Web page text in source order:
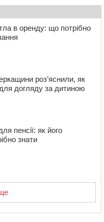
прогнозують пік
в оренду: що потрібно
роз’яснили, як
догляду за дитиною
пенсії: як його
знати